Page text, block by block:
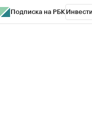
Подписка на РБК